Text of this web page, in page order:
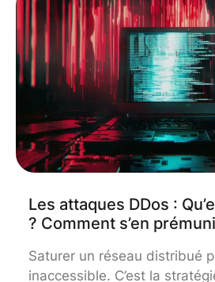
Les attaques DDos :
? Comment s’en
Saturer un réseau distribué
inaccessible. C’est la